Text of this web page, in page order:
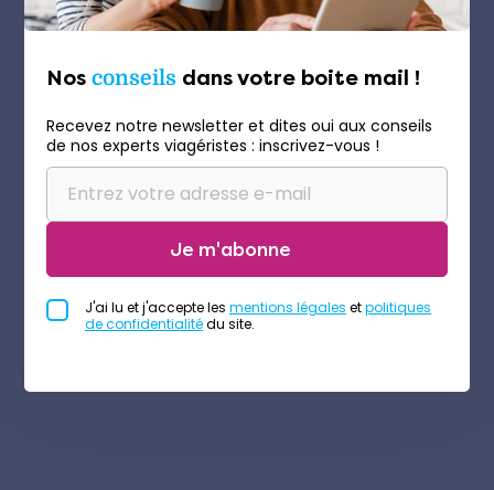
Nos conseils dans votre boite mail !
Recevez notre newsletter et dites oui aux conseils
de nos experts viagéristes : inscrivez-vous !
Je m'abonne
J'ai lu et j'accepte les mentions légales etpolitiques
de confidentialitédu site.